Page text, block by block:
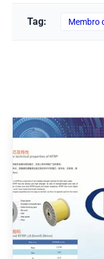
Tag: Membro
Il membro di
svuota gli
piani materiali
We develop and
strength member